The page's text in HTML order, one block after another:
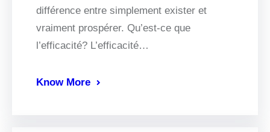
différence entre simplement exister et
vraiment prospérer. Qu’est-ce que
l’efficacité? L’efficacité…
Know More